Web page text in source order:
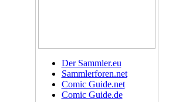
Der Sammler.eu
Sammlerforen.net
Comic Guide.net
Comic Guide.de